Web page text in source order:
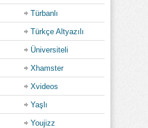
Türbanlı
Türkçe Altyazılı
Üniversiteli
Xhamster
Xvideos
Yaşlı
Youjizz